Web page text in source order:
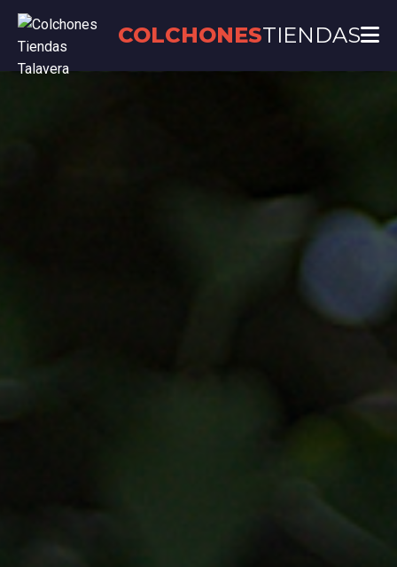
COLCHONESTIENDAS